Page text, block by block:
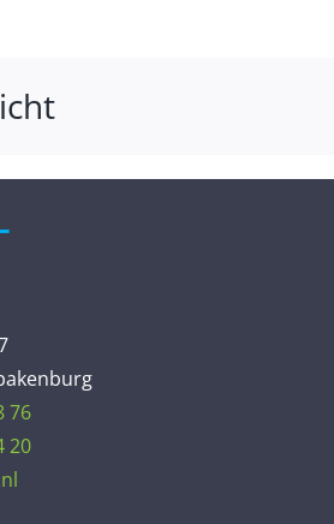
76
20